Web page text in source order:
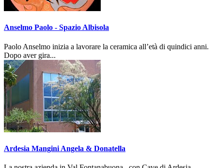
Anselmo Paolo - Spazio Albisola
Paolo Anselmo inizia a lavorare la ceramica all’età di quindici anni.
Dopo aver gira...
Ardesia Mangini Angela & Donatella